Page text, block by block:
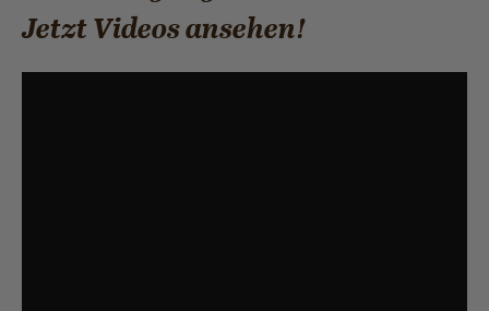
Jetzt Videos ansehen!